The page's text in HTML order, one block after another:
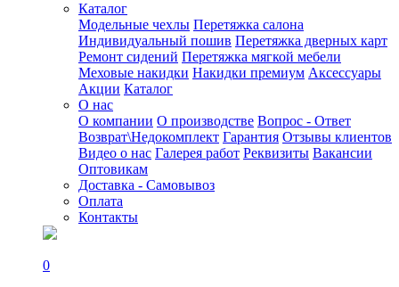
Каталог
Модельные чехлы Перетяжка салона
Индивидуальный пошив Перетяжка дверных карт
Ремонт сидений Перетяжка мягкой мебели
Меховые накидки Накидки премиум Аксессуары
Акции Каталог
О нас
О компании О производстве Вопрос - Ответ
Возврат\Недокомплект Гарантия Отзывы клиентов
Видео о нас Галерея работ Реквизиты Вакансии
Оптовикам
Доставка - Самовывоз
Оплата
Контакты
0